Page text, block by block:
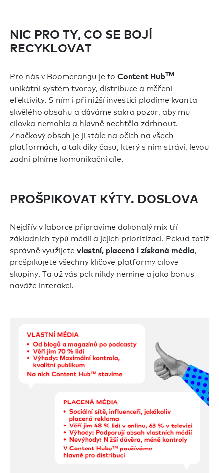
NIC PRO TY, CO SE BOJÍ
RECYKLOVAT
Pro nás v Boomerangu je to Content HubTM –
unikátní systém tvorby, distribuce a měření
efektivity. S ním i při nižší investici plodíme kvanta
skvělého obsahu a dáváme sakra pozor, aby mu
cílovka nemohla a hlavně nechtěla zdrhnout.
Značkový obsah je jí stále na očích na všech
platformách, a tak díky času, který s ním stráví, levou
zadní plníme komunikační cíle.
PROŠPIKOVAT KÝTY. DOSLOVA
Nejdřív v laborce připravíme dokonalý mix tří
základních typů médií a jejich prioritizaci. Pokud totiž
správně využijetevlastní, placená i získaná média,
prošpikujete všechny klíčové platformy cílové
skupiny. Ta už vás pak nikdy nemine a jako bonus
naváže interakcí.